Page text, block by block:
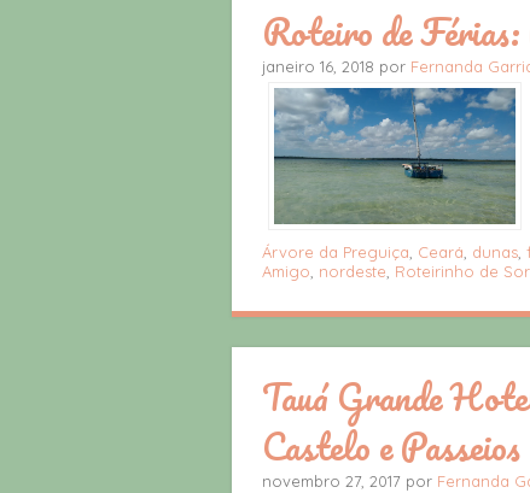
Roteiro de Férias:
janeiro 16, 2018 por Fernanda
Árvore da Preguiça Ceará dunas
Amigo nordeste Roteirinho de
Tauá Grande
Castelo e Passeios
novembro 27, 2017 por Fernanda